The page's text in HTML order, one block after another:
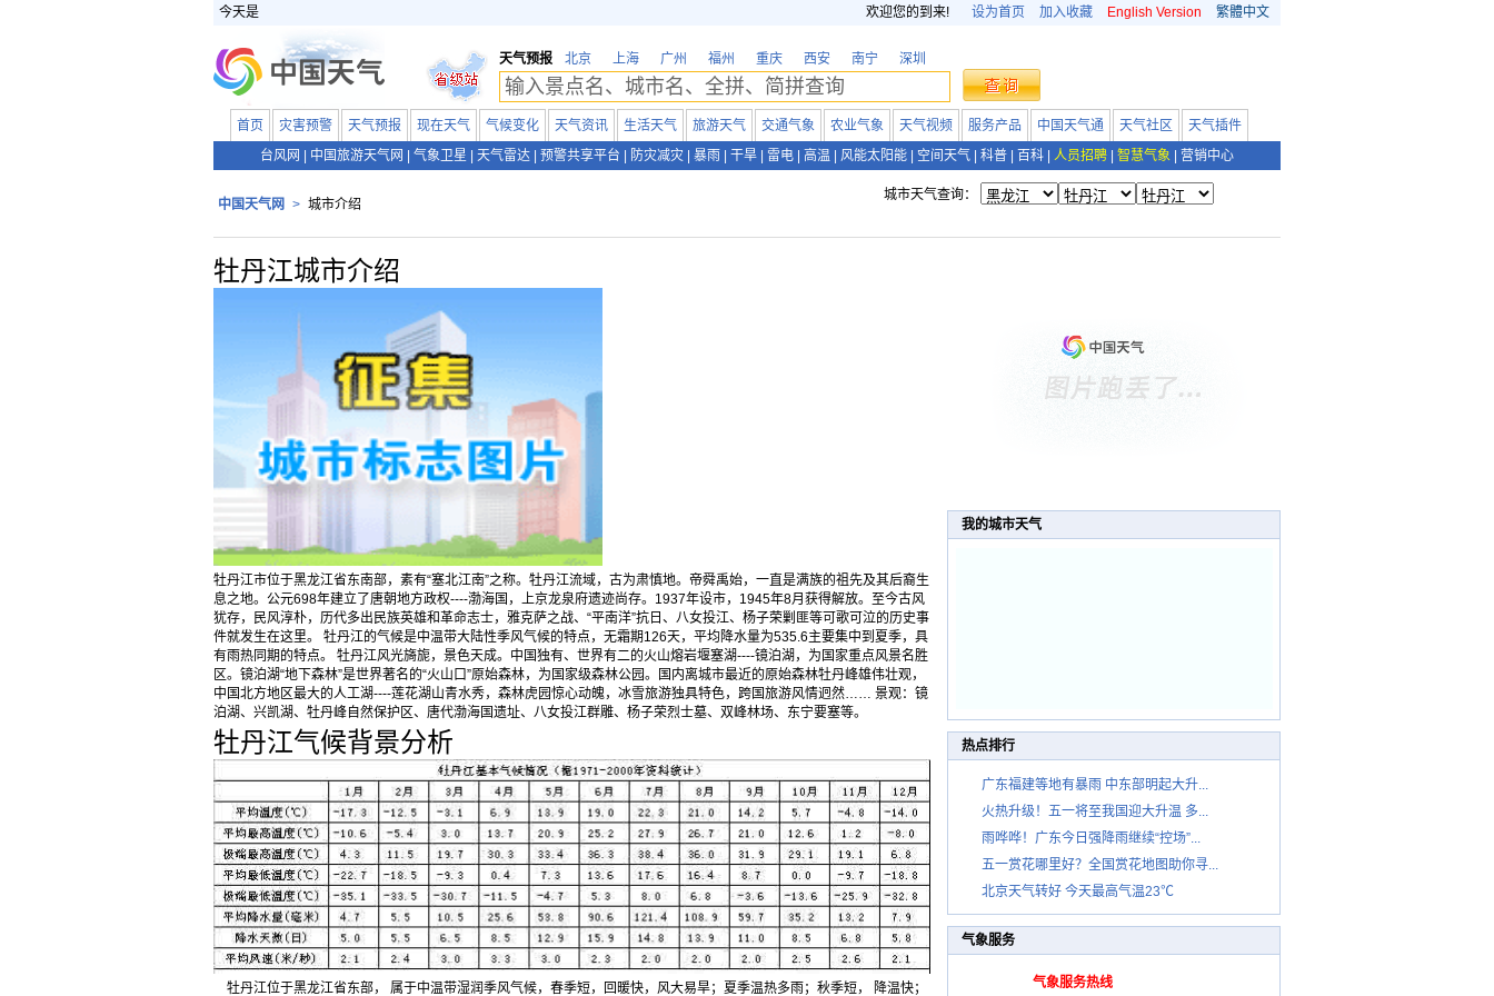
今天是 欢迎您的到来! 设为首页 加入收藏 English Version 繁體中文
天气预报 北京 上海 广州 福州 重庆 西安 南宁 深圳
首页 灾害预警 天气预报 现在天气 气候变化 天气资讯 生活天气 旅游天气 交通气象 农业气象 天气视频 服务产品 中国天气通 天气社区
天气插件
台风网
中国旅游天气网 气象卫星 天气雷达 预警共享平台 防灾减灾 暴雨 干旱 雷电 高温 风能太阳能 空间天气 科普 百科 人员招聘 智慧气象 营销中心
中国天气网 > 城市介绍
城市天气查询：
牡丹江城市介绍
牡丹江市位于黑龙江省东南部，素有“塞北江南”之称。牡丹江流域，古为肃慎地。帝舜禹始，一直是满族的祖先及其后裔生
息之地。公元698年建立了唐朝地方政权----渤海国，上京龙泉府遗迹尚存。1937年设市，1945年8月获得解放。至今古风
犹存，民风淳朴，历代多出民族英雄和革命志士，雅克萨之战、“平南洋”抗日、八女投江、杨子荣剿匪等可歌可泣的历史事
件就发生在这里。 牡丹江的气候是中温带大陆性季风气候的特点，无霜期126天，平均降水量为535.6主要集中到夏季，具
有雨热同期的特点。 牡丹江风光旖旎，景色天成。中国独有、世界有二的火山熔岩堰塞湖----镜泊湖，为国家重点风景名胜
区。镜泊湖“地下森林”是世界著名的“火山口”原始森林，为国家级森林公园。国内离城市最近的原始森林牡丹峰雄伟壮观，
中国北方地区最大的人工湖----莲花湖山青水秀，森林虎园惊心动魄，冰雪旅游独具特色，跨国旅游风情迥然…… 景观：镜
泊湖、兴凯湖、牡丹峰自然保护区、唐代渤海国遗址、八女投江群雕、杨子荣烈士墓、双峰林场、东宁要塞等。
牡丹江气候背景分析
牡丹江位于黑龙江省东部， 属于中温带湿润季风气候，春季短，回暖快，风大易旱；夏季温热多雨；秋季短， 降温快；
我的城市天气
热点排行
广东福建等地有暴雨 中东部明起大升...
火热升级！五一将至我国迎大升温 多...
雨哗哗！广东今日强降雨继续“控场”...
五一赏花哪里好？全国赏花地图助你寻...
北京天气转好 今天最高气温23℃
气象服务
气象服务热线